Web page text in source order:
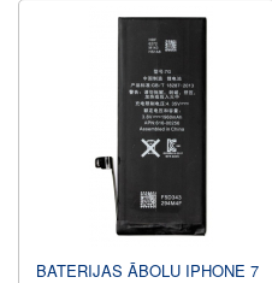
BATERIJAS ĀBOLU IPHONE 7